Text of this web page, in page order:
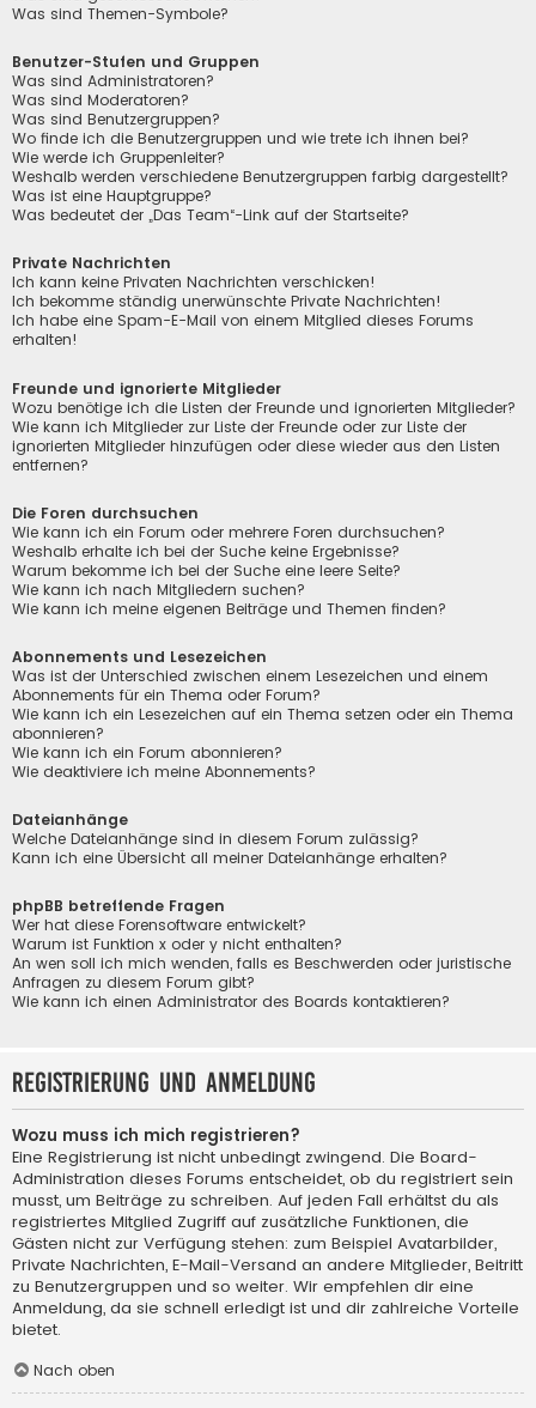
Was sind Themen-Symbole?
Benutzer-Stufen und Gruppen
Was sind Administratoren?
Was sind Moderatoren?
Was sind Benutzergruppen?
Wo finde ich die Benutzergruppen und wie trete ich ihnen bei?
Wie werde ich Gruppenleiter?
Weshalb werden verschiedene Benutzergruppen farbig dargestellt?
Was ist eine Hauptgruppe?
Was bedeutet der „Das Team“-Link auf der Startseite?
Private Nachrichten
Ich kann keine Privaten Nachrichten verschicken!
Ich bekomme ständig unerwünschte Private Nachrichten!
Ich habe eine Spam-E-Mail von einem Mitglied dieses Forums
erhalten!
Freunde und ignorierte Mitglieder
Wozu benötige ich die Listen der Freunde und ignorierten Mitglieder?
Wie kann ich Mitglieder zur Liste der Freunde oder zur Liste der
ignorierten Mitglieder hinzufügen oder diese wieder aus den Listen
entfernen?
Die Foren durchsuchen
Wie kann ich ein Forum oder mehrere Foren durchsuchen?
Weshalb erhalte ich bei der Suche keine Ergebnisse?
Warum bekomme ich bei der Suche eine leere Seite?
Wie kann ich nach Mitgliedern suchen?
Wie kann ich meine eigenen Beiträge und Themen finden?
Abonnements und Lesezeichen
Was ist der Unterschied zwischen einem Lesezeichen und einem
Abonnements für ein Thema oder Forum?
Wie kann ich ein Lesezeichen auf ein Thema setzen oder ein Thema
abonnieren?
Wie kann ich ein Forum abonnieren?
Wie deaktiviere ich meine Abonnements?
Dateianhänge
Welche Dateianhänge sind in diesem Forum zulässig?
Kann ich eine Übersicht all meiner Dateianhänge erhalten?
phpBB betreffende Fragen
Wer hat diese Forensoftware entwickelt?
Warum ist Funktion x oder y nicht enthalten?
An wen soll ich mich wenden, falls es Beschwerden oder juristische
Anfragen zu diesem Forum gibt?
Wie kann ich einen Administrator des Boards kontaktieren?
Registrierung und Anmeldung
Wozu muss ich mich registrieren?
Eine Registrierung ist nicht unbedingt zwingend. Die Board-
Administration dieses Forums entscheidet, ob du registriert sein
musst, um Beiträge zu schreiben. Auf jeden Fall erhältst du als
registriertes Mitglied Zugriff auf zusätzliche Funktionen, die
Gästen nicht zur Verfügung stehen: zum Beispiel Avatarbilder,
Private Nachrichten, E-Mail-Versand an andere Mitglieder, Beitritt
zu Benutzergruppen und so weiter. Wir empfehlen dir eine
Anmeldung, da sie schnell erledigt ist und dir zahlreiche Vorteile
bietet.
Nach oben